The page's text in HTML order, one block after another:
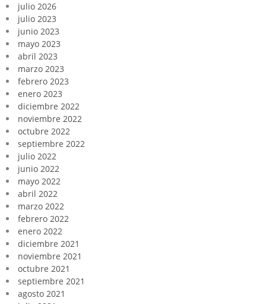
julio 2026
julio 2023
junio 2023
mayo 2023
abril 2023
marzo 2023
febrero 2023
enero 2023
diciembre 2022
noviembre 2022
octubre 2022
septiembre 2022
julio 2022
junio 2022
mayo 2022
abril 2022
marzo 2022
febrero 2022
enero 2022
diciembre 2021
noviembre 2021
octubre 2021
septiembre 2021
agosto 2021